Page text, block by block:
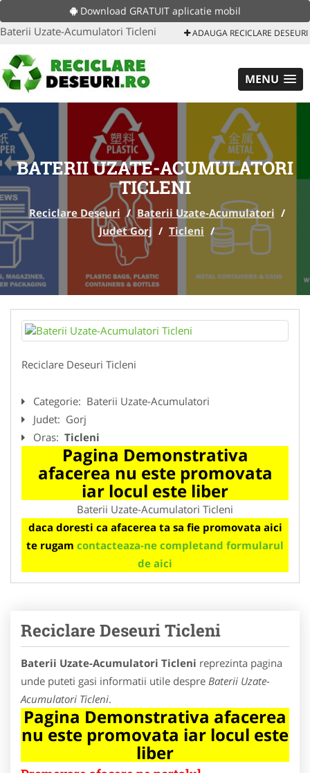
Download GRATUIT aplicatie mobil
Baterii Uzate-Acumulatori Ticleni ADAUGA RECICLARE DESEURI
MENU
BATERII UZATE-ACUMULATORI
TICLENI
Reciclare Deseuri / Baterii Uzate-Acumulatori /
Judet Gorj / Ticleni /
Reciclare Deseuri Ticleni
Categorie: Baterii Uzate-Acumulatori
Judet: Gorj
Oras: Ticleni
Pagina Demonstrativa
afacerea nu este promovata
iar locul este liber
Baterii Uzate-Acumulatori Ticleni
daca doresti ca afacerea ta sa fie promovata aici
te rugam contacteaza-ne completand formularul
de aici
Reciclare Deseuri Ticleni
Baterii Uzate-Acumulatori Ticleni reprezinta pagina
unde puteti gasi informatii utile despre Baterii Uzate-
Acumulatori Ticleni.
Pagina Demonstrativa afacerea
nu este promovata iar locul este
liber